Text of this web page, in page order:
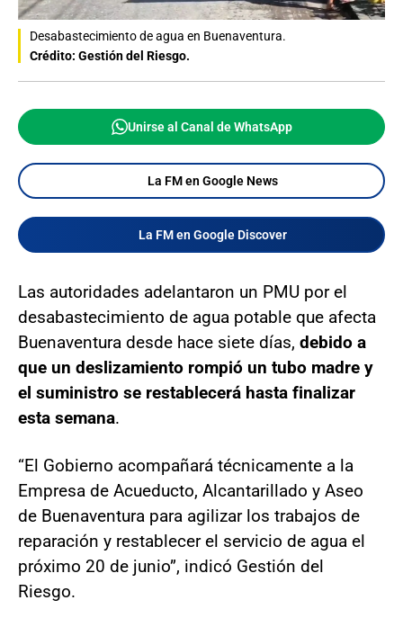
Desabastecimiento de agua en Buenaventura.
Crédito: Gestión del Riesgo.
Unirse al Canal de WhatsApp
La FM en Google News
La FM en Google Discover
Las autoridades adelantaron un PMU por el
desabastecimiento de agua potable que afecta
Buenaventura desde hace siete días, debido a
que un deslizamiento rompió un tubo madre y
el suministro se restablecerá hasta finalizar
esta semana.
“El Gobierno acompañará técnicamente a la
Empresa de Acueducto, Alcantarillado y Aseo
de Buenaventura para agilizar los trabajos de
reparación y restablecer el servicio de agua el
próximo 20 de junio”, indicó Gestión del
Riesgo.